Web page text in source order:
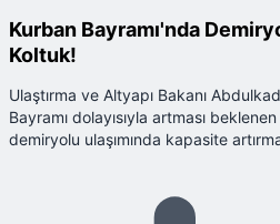
Kurban Bayramı'nda
Koltuk!
Ulaştırma ve Altyapı Bakanı
Bayramı dolayısıyla artması
demiryolu ulaşımında kapasite artırma